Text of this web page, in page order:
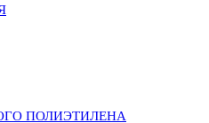
ПОЛИЭТИЛЕНА